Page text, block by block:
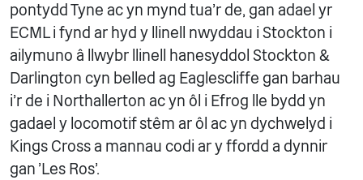
pontydd Tyne ac yn mynd tua'r de, gan adael yr
ECML i fynd ar hyd y llinell nwyddau i Stockton i
ailymuno â llwybr llinell hanesyddol Stockton &
Darlington cyn belled ag Eaglescliffe gan barhau
i'r de i Northallerton ac yn ôl i Efrog lle bydd yn
gadael y locomotif stêm ar ôl ac yn dychwelyd i
Kings Cross a mannau codi ar y ffordd a dynnir
gan 'Les Ros'.